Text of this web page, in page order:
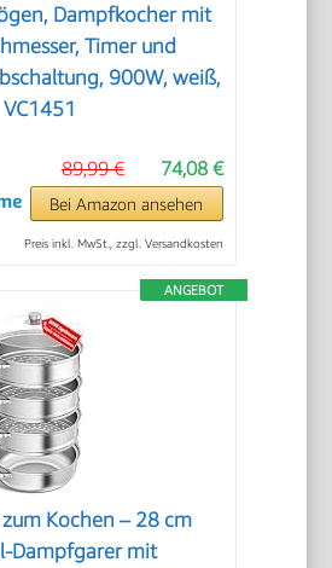
Dampfkocher mit
Timer und
900W, weiß,
VC1451
74,08 €
89,99 €
Bei Amazon ansehen
Preis inkl. MwSt., zzgl. Versandkosten
ANGEBOT
Kochen – 28 cm
Dampfgarer mit